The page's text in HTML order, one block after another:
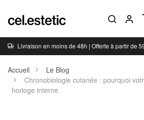
Livraison en moins de 48h | Offerte à partir de
Accueil
Le Blog
Chronobiologie cutanée : pourquoi
horloge interne